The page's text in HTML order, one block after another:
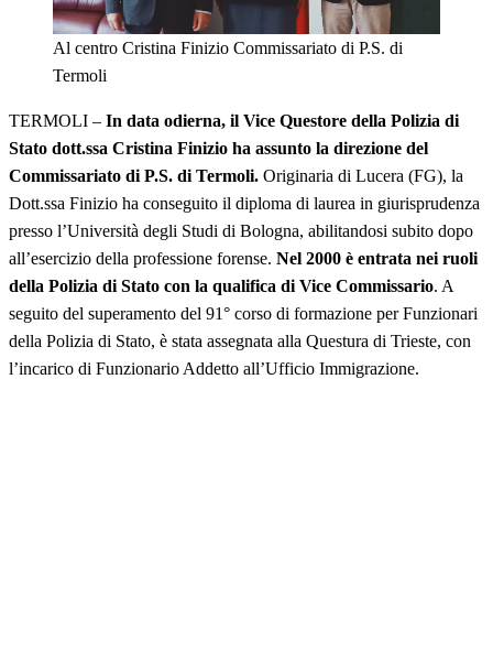
Al centro Cristina Finizio Commissariato di P.S. di
Termoli
TERMOLI – In data odierna, il Vice Questore della Polizia di
Stato dott.ssa Cristina Finizio ha assunto la direzione del
Commissariato di P.S. di Termoli. Originaria di Lucera (FG), la
Dott.ssa Finizio ha conseguito il diploma di laurea in giurisprudenza
presso l’Università degli Studi di Bologna, abilitandosi subito dopo
all’esercizio della professione forense. Nel 2000 è entrata nei ruoli
della Polizia di Stato con la qualifica di Vice Commissario. A
seguito del superamento del 91° corso di formazione per Funzionari
della Polizia di Stato, è stata assegnata alla Questura di Trieste, con
l’incarico di Funzionario Addetto all’Ufficio Immigrazione.